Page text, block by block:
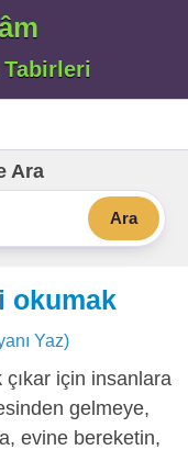
Tabirleri
Ara
Ara
okumak
Yaz)
çıkar için insanlara
gelmeye,
evine bereketin,